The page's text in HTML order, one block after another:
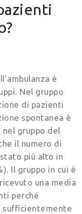
è
Nel gruppo
di pazienti
spontanea è
nel gruppo del
il numero di
più alto in
Il gruppo in cui è
una media
perché